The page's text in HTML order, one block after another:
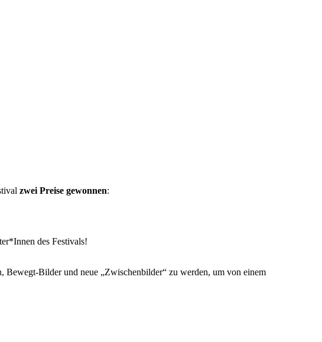
zwei Preise gewonnen:
des Festivals!
Bewegt-Bilder und neue „Zwischenbilder“ zu werden, um von einem